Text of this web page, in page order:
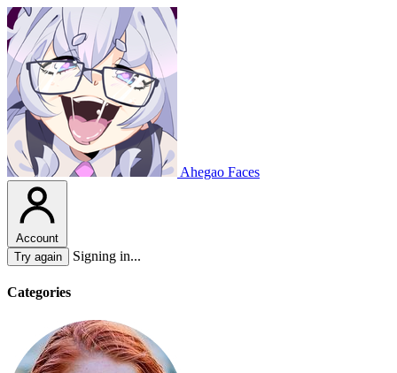
Ahegao Faces
Account
Try again
Signing in...
Categories